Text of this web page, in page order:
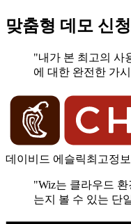
맞춤형 데모 신청
"내가 본 최고의 사
에 대한 완전한 가
데이비드 에슬릭최고정
"Wiz는 클라우드
는지 볼 수 있는 단